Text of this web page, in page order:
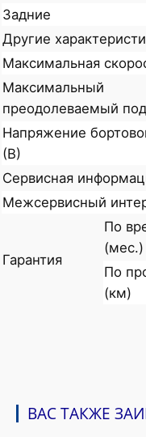
Задние
Другие
Максимальная
Максимальный
преодолеваемый
Напряжение
(В)
Сервисная
Межсервисный
Гарантия
По
(мес.)
По
(км)
ВАС ТАКЖЕ